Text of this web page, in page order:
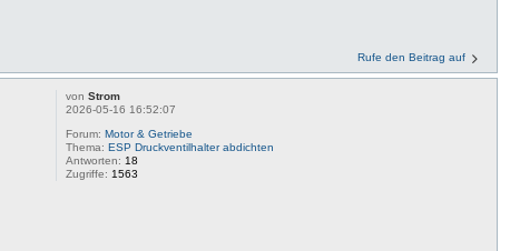
Rufe den Beitrag auf
vonStrom
2026-05-16 16:52:07
Forum:Motor & Getriebe
Thema:ESP Druckventilhalter abdichten
Antworten: 18
Zugriffe: 1563